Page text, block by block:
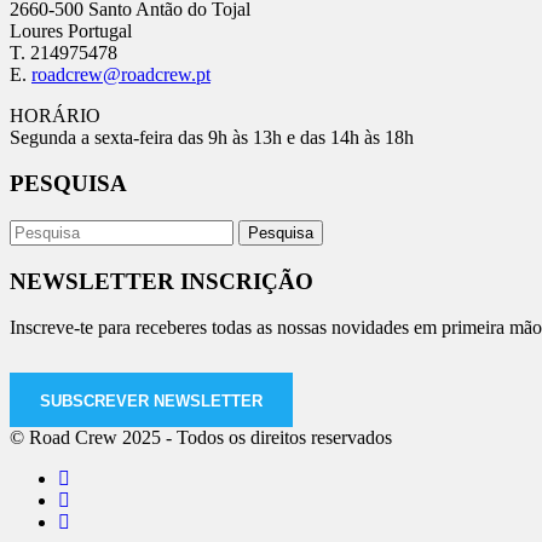
2660-500 Santo Antão do Tojal
Loures Portugal
T. 214975478
E. roadcrew@roadcrew.pt
HORÁRIO
Segunda a sexta-feira das 9h às 13h e das 14h às 18h
PESQUISA
NEWSLETTER INSCRIÇÃO
Inscreve-te para receberes todas as nossas novidades em primeira
SUBSCREVER NEWSLETTER
© Road Crew 2025 - Todos os direitos reservados